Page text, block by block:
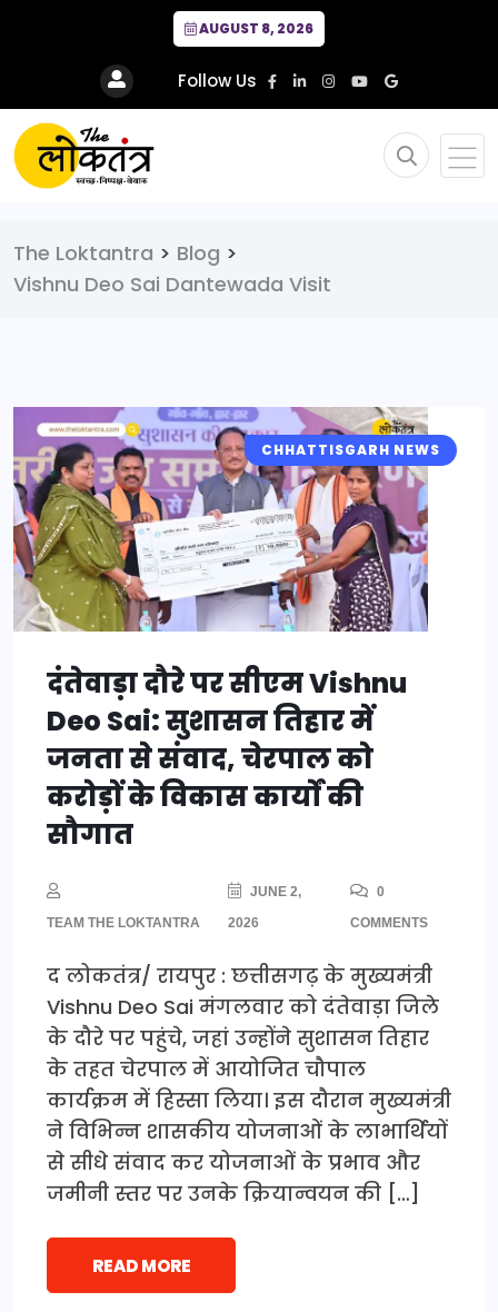
AUGUST 8, 2026
Follow Us
The Loktantra > Blog >
Vishnu Deo Sai Dantewada Visit
CHHATTISGARH NEWS
दंतेवाड़ा दौरे पर सीएम Vishnu
Deo Sai: सुशासन तिहार में
जनता से संवाद, चेरपाल को
करोड़ों के विकास कार्यों की
सौगात
TEAM THE LOKTANTRA
JUNE 2,
2026
0
COMMENTS
द लोकतंत्र/ रायपुर : छत्तीसगढ़ के मुख्यमंत्री
Vishnu Deo Sai मंगलवार को दंतेवाड़ा जिले
के दौरे पर पहुंचे, जहां उन्होंने सुशासन तिहार
के तहत चेरपाल में आयोजित चौपाल
कार्यक्रम में हिस्सा लिया। इस दौरान मुख्यमंत्री
ने विभिन्न शासकीय योजनाओं के लाभार्थियों
से सीधे संवाद कर योजनाओं के प्रभाव और
जमीनी स्तर पर उनके क्रियान्वयन की […]
READ MORE